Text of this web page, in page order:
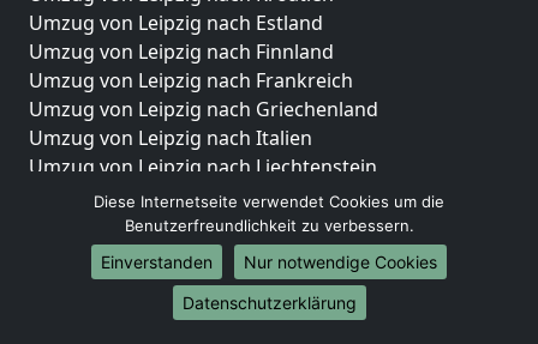
Umzug von Leipzig nach Estland
Umzug von Leipzig nach Finnland
Umzug von Leipzig nach Frankreich
Umzug von Leipzig nach Griechenland
Umzug von Leipzig nach Italien
Umzug von Leipzig nach Liechtenstein
Umzug von Leipzig nach Luxemburg
Umzug von Leipzig nach Niederlande
Umzug von Leipzig nach Norwegen
Umzüge-Deutschlandweit
Diese Internetseite verwendet Cookies um die
Benutzerfreundlichkeit zu verbessern.
Einverstanden
Nur notwendige Cookies
Datenschutzerklärung